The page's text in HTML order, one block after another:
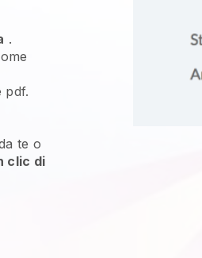
.
pdf.
te o
clic di